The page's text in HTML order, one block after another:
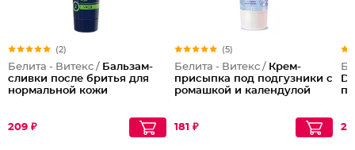
(2)
Белита - Витекс / Бальзам-
сливки после бритья для
нормальной кожи
209 ₽
(5)
Белита - Витекс / Крем-
присыпка под подгузники с
ромашкой и календулой
181 ₽